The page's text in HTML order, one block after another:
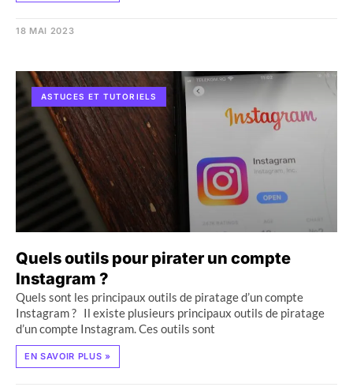
18 MAI 2023
ASTUCES ET TUTORIELS
Quels outils pour pirater un compte
Instagram ?
Quels sont les principaux outils de piratage d’un compte
Instagram ? Il existe plusieurs principaux outils de piratage
d’un compte Instagram. Ces outils sont
EN SAVOIR PLUS »